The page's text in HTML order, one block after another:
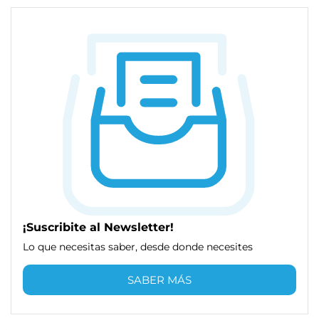
¡Suscribite al Newsletter!
Lo que necesitas saber, desde donde necesites
SABER MÁS